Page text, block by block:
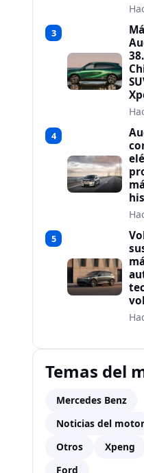
3
4
5
Temas del
Mercedes Benz
Noticias del motor
Otros
Xpeng
Ford